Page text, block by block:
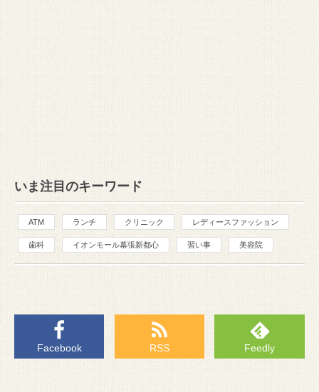
いま注目のキーワード
ATM ランチ クリニック レディースファッション
歯科 イオンモール幕張新都心 習い事 美容院
Facebook RSS Feedly